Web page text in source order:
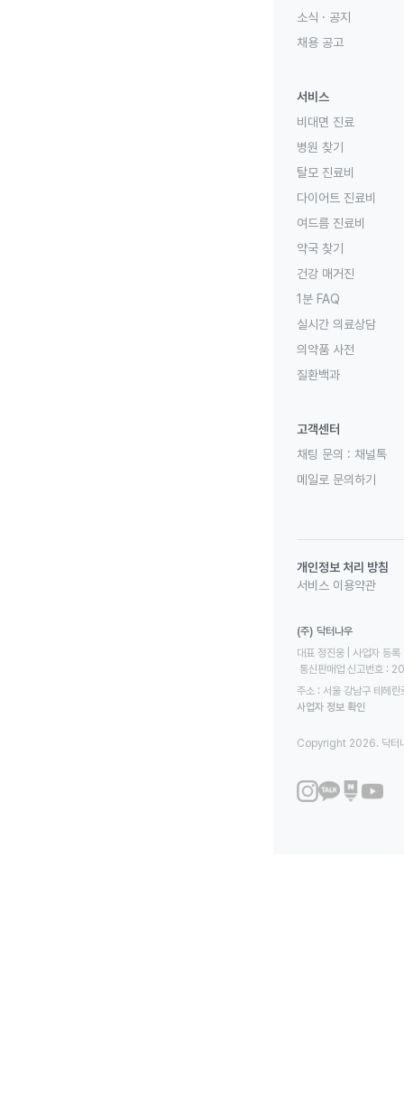
소식 · 공지
채용 공고
서비스
비대면 진료
병원 찾기
탈모 진료비
다이어트 진료비
여드름 진료비
약국 찾기
건강 매거진
1분 FAQ
실시간 의료상담
의약품 사전
질환백과
고객센터
채팅 문의 : 채널톡
메일로 문의하기
개인정보 처리 방침
서비스 이용약관
(주) 닥터나우
대표 정진웅 | 사업자
통신판매업 신고번호
주소 : 서울 강남구 테헤
사업자 정보 확인
Copyright 2026. 닥터